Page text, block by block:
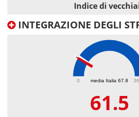
Indice di
INTEGRAZIONE DEGLI
media Italia 67.8
0
61.5